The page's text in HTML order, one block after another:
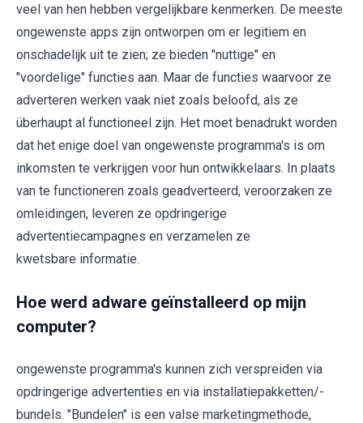
veel van hen hebben vergelijkbare kenmerken. De meeste
ongewenste apps zijn ontworpen om er legitiem en
onschadelijk uit te zien; ze bieden "nuttige" en
"voordelige" functies aan. Maar de functies waarvoor ze
adverteren werken vaak niet zoals beloofd, als ze
überhaupt al functioneel zijn. Het moet benadrukt worden
dat het enige doel van ongewenste programma's is om
inkomsten te verkrijgen voor hun ontwikkelaars. In plaats
van te functioneren zoals geadverteerd, veroorzaken ze
omleidingen, leveren ze opdringerige
advertentiecampagnes en verzamelen ze
kwetsbare informatie.
Hoe werd adware geïnstalleerd op mijn
computer?
ongewenste programma's kunnen zich verspreiden via
opdringerige advertenties en via installatiepakketten/-
bundels. "Bundelen" is een valse marketingmethode,